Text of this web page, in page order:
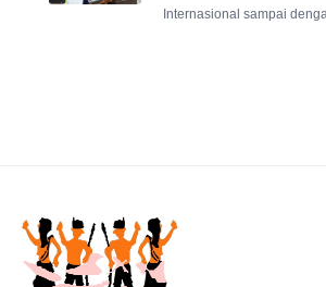
Internasional sampai